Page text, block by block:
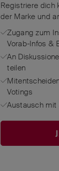
Registriere dich
der Marke und
Zugang zum
Vorab-Infos &
An
teilen
Votings
Austausch mit